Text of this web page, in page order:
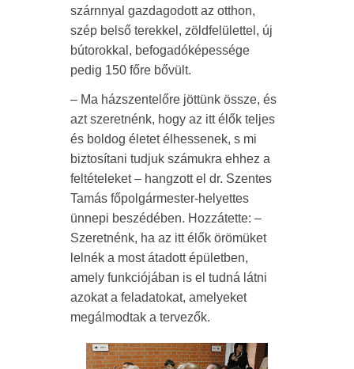
szárnnyal gazdagodott az otthon,
szép belső terekkel, zöldfelülettel, új
bútorokkal, befogadóképessége
pedig 150 főre bővült.
– Ma házszentelőre jöttünk össze, és
azt szeretnénk, hogy az itt élők teljes
és boldog életet élhessenek, s mi
biztosítani tudjuk számukra ehhez a
feltételeket – hangzott el dr. Szentes
Tamás főpolgármester-helyettes
ünnepi beszédében. Hozzátette: –
Szeretnénk, ha az itt élők örömüket
lelnék a most átadott épületben,
amely funkciójában is el tudná látni
azokat a feladatokat, amelyeket
megálmodtak a tervezők.